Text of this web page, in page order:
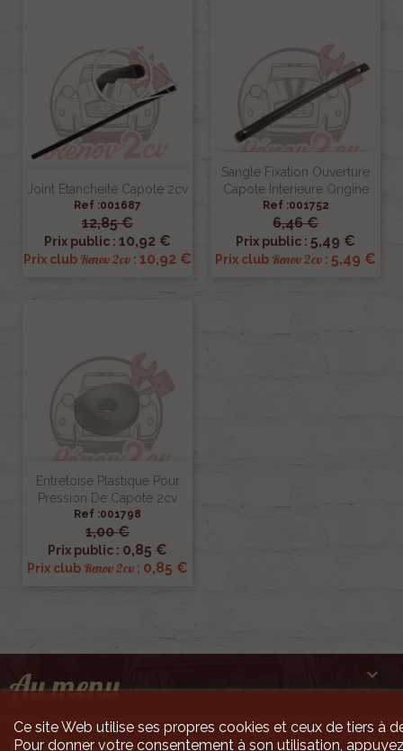
Joint Étancheite Capote 2cv
Ref :001687
12,85 €
Prix public : 10,92 €
Prix club Renov 2cv : 10,92 €
Sangle Fixation Ouverture
Capote Interieure Origine
Ref :001752
6,46 €
Prix public : 5,49 €
Prix club Renov 2cv : 5,49 €
Entretoise Plastique Pour
Pression De Capote 2cv
Ref :001798
1,00 €
Prix public : 0,85 €
Prix club Renov 2cv : 0,85 €
Au menu 

Ce site Web utilise ses propres cookies et ceux de tiers à
Pour donner votre consentement à son utilisation,